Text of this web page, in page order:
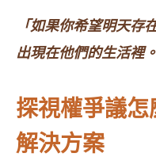
「如果你希望明天存
出現在他們的生活裡。
探視權爭議
解決方案